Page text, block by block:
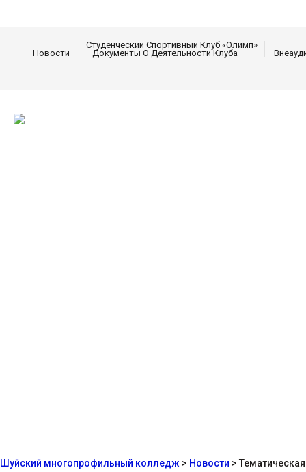
Новости
Студенческий Спортивный Клуб «Олимп»
Документы О Деятельности Клуба
Шуйский многопрофильный колледж > Новости >